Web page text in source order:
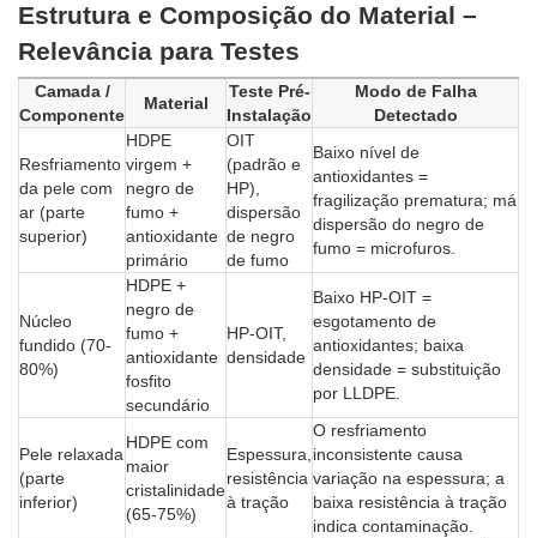
Estrutura e Composição do Material –
Relevância para Testes
Camada /
Componente
Material
Teste Pré-
Instalação
Modo de Falha
Detectado
Resfriamento
da pele com
ar (parte
superior)
HDPE
virgem +
negro de
fumo +
antioxidante
primário
OIT
(padrão e
HP),
dispersão
de negro
de fumo
Baixo nível de
antioxidantes =
fragilização prematura; má
dispersão do negro de
fumo = microfuros.
Núcleo
fundido (70-
80%)
HDPE +
negro de
fumo +
antioxidante
fosfito
secundário
HP-OIT,
densidade
Baixo HP-OIT =
esgotamento de
antioxidantes; baixa
densidade = substituição
por LLDPE.
Pele relaxada
(parte
inferior)
HDPE com
maior
cristalinidade
(65-75%)
Espessura,
resistência
à tração
O resfriamento
inconsistente causa
variação na espessura; a
baixa resistência à tração
indica contaminação.